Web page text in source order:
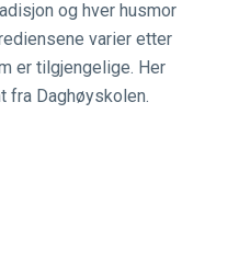
og hver husmor
varier etter
er tilgjengelige. Her
fra Daghøyskolen.